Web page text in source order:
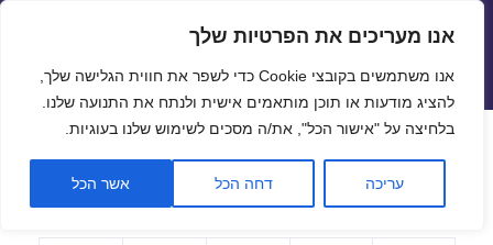
פתח
אנו מעריכים את הפרטיות שלך
אנו משתמשים בקובצי Cookie כדי לשפר את חווית הגלישה שלך,
להציג מודעות או תוכן מותאמים אישית ולנתח את התנועה שלנו.
בלחיצה על "אישור הכל", את/ה מסכים לשימוש שלנו בעוגיות.
עריכה דחה הכל אשר הכל
שערי חליפין יציגים – שער יציג
תפריטים
ווידג'טים
שערי חליפין יומיים לתאריך
28/01/2020